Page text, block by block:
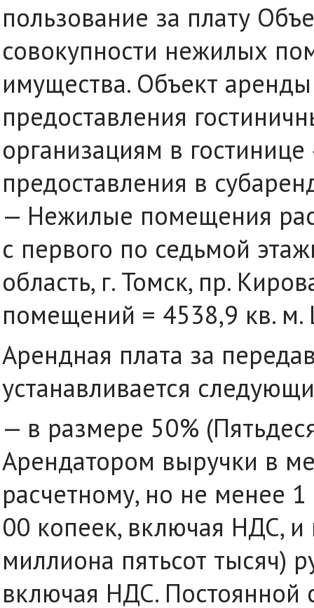
пользование за плату
совокупности нежилых
имущества. Объект
предоставления
организациям в
предоставления в
— Нежилые помещения
с первого по седьмой
область, г. Томск, пр.
помещений = 4538,9 кв. м.
Арендная плата за
устанавливается
— в размере 50%
Арендатором выручки в
расчетному, но не менее
00 копеек, включая НДС,
миллиона пятьсот тысяч)
включая НДС. Постоянной